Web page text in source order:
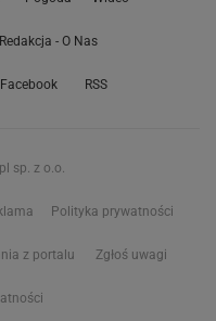
Redakcja - O Nas
Facebook RSS
sp. z o.o.
Polityka prywatności
z portalu Zgłoś uwagi